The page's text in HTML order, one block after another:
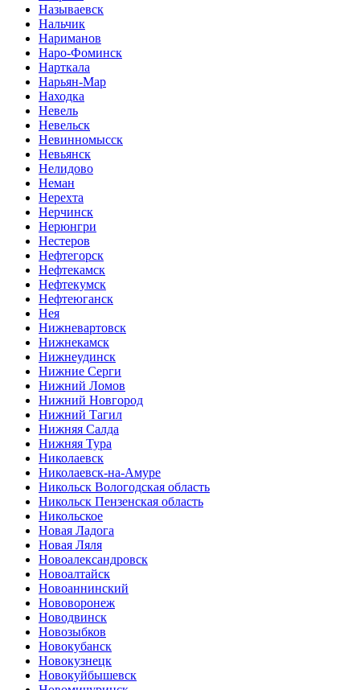
Называевск
Нальчик
Нариманов
Наро-Фоминск
Нарткала
Нарьян-Мар
Находка
Невель
Невельск
Невинномысск
Невьянск
Нелидово
Неман
Нерехта
Нерчинск
Нерюнгри
Нестеров
Нефтегорск
Нефтекамск
Нефтекумск
Нефтеюганск
Нея
Нижневартовск
Нижнекамск
Нижнеудинск
Нижние Серги
Нижний Ломов
Нижний Новгород
Нижний Тагил
Нижняя Салда
Нижняя Тура
Николаевск
Николаевск-на-Амуре
Никольск Вологодская область
Никольск Пензенская область
Никольское
Новая Ладога
Новая Ляля
Новоалександровск
Новоалтайск
Новоаннинский
Нововоронеж
Новодвинск
Новозыбков
Новокубанск
Новокузнецк
Новокуйбышевск